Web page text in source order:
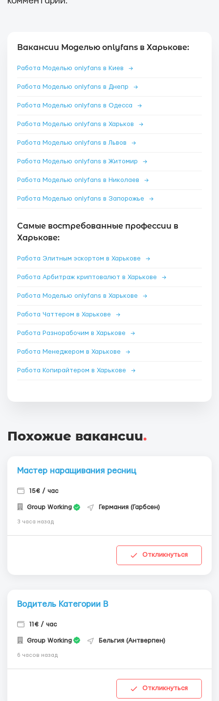
Вакансии Моделью onlyfans в Харькове:
Работа Моделью onlyfans в Киев →
Работа Моделью onlyfans в Днепр →
Работа Моделью onlyfans в Одесса →
Работа Моделью onlyfans в Харьков →
Работа Моделью onlyfans в Львов →
Работа Моделью onlyfans в Житомир →
Работа Моделью onlyfans в Николаев →
Работа Моделью onlyfans в Запорожье →
Самые востребованные профессии в
Харькове:
Работа Элитным эскортом в Харькове →
Работа Арбитраж криптовалют в Харькове →
Работа Моделью onlyfans в Харькове →
Работа Чаттером в Харькове →
Работа Разнорабочим в Харькове →
Работа Менеджером в Харькове →
Работа Копирайтером в Харькове →
Похожие вакансии.
Мастер наращивания ресниц
15€ / час
Group Working Германия (Гарбсен)
3 часа назад
Откликнуться
Водитель Категории В
11€ / час
Group Working Бельгия (Антверпен)
6 часов назад
Откликнуться